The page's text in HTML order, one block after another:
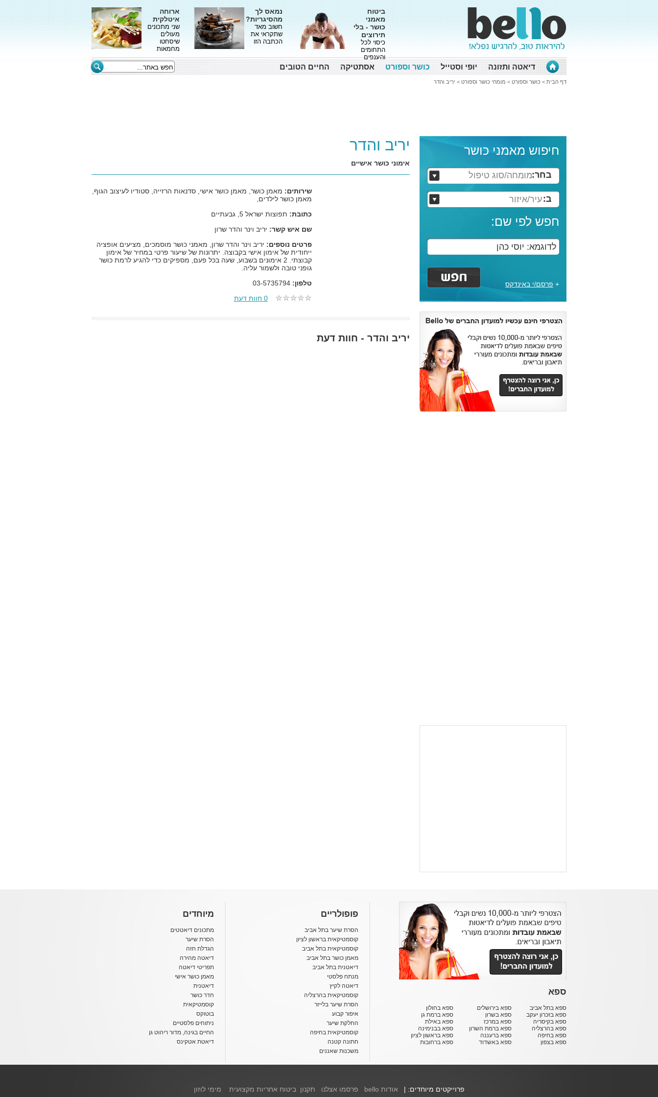
ביטוח
מאמני
כושר - בלי
תירוצים
כיסוי לכל
התחומים
והענפים
נמאס לך
מהסיגריות?
חשוב מאד
שתקראי את
הכתבה הזו
ארוחה
איטלקית
שני מתכונים
מעולים
שיסחטו
מחמאות
דיאטה ותזונה יופי וסטייל כושר וספורט אסתטיקה החיים הטובים
דף הבית > כושר וספורט > מומחי כושר וספורט > יריב והדר
חיפוש מאמני כושר
בחר:מומחה/סוג טיפול
ב:עיר/איזור
חפש לפי שם:
+ פרסם/י באינדקס
יריב והדר
אימוני כושר אישיים
שירותים: מאמן כושר, מאמן כושר אישי, סדנאות הרזייה, סטודיו לעיצוב הגוף,
מאמן כושר לילדים,
כתובת: תפוצות ישראל 5, גבעתיים
שם איש קשר: יריב וינר והדר שרון
פרטים נוספים: יריב וינר והדר שרון, מאמני כושר מוסמכים, מציעים אופציה
ייחודית של אימון אישי בקבוצה. יתרונות של שיעור פרטי במחיר של אימון
קבוצתי. 2 אימונים בשבוע, שעה בכל פעם, מספיקים כדי להגיע לרמת כושר
גופני טובה ולשמור עליה.
טלפון:
0 חוות דעת
יריב והדר - חוות דעת
ספא
ספא בתל אביב
ספא בזכרון יעקב
ספא בקיסריה
ספא בהרצליה
ספא בחיפה
ספא בצפון
ספא בירושלים
ספא בשרון
ספא במרכז
ספא ברמת השרון
ספא ברעננה
ספא באשדוד
ספא בחולון
ספא ברמת גן
ספא באילת
ספא בבנימינה
ספא בראשון לציון
ספא ברחובות
פופולריים
הסרת שיער בתל אביב
קוסמטיקאית בראשון לציון
קוסמטיקאית בתל אביב
מאמן כושר בתל אביב
דיאטנית בתל אביב
מנתח פלסטי
דיאטה לקיץ
קוסמטיקאית בהרצליה
הסרת שיער בלייזר
איפור קבוע
החלקת שיער
קוסמטיקאית בחיפה
חתונה קטנה
משכנות שאננים
מיוחדים
מתכונים דיאטטים
הסרת שיער
הגדלת חזה
דיאטה מהירה
תפריטי דיאטה
מאמן כושר אישי
דיאטנית
חדר כושר
קוסמטיקאית
בוטוקס
ניתוחים פלסטיים
החיים בגינה, מדור ריהוט גן
דיאטת אטקינס
פרוייקטים מיוחדים: | אודות bello פרסמו אצלנו תקנון ביטוח אחריות מקצועית מימי לוזון